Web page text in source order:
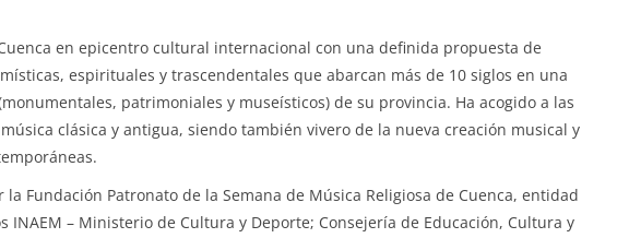
en epicentro cultural internacional con una definida propuesta de
espirituales y trascendentales que abarcan más de 10 siglos en una
patrimoniales y museísticos) de su provincia. Ha acogido a las
clásica y antigua, siendo también vivero de la nueva creación musical y
Fundación Patronato de la Semana de Música Religiosa de Cuenca, entidad
INAEM – Ministerio de Cultura y Deporte; Consejería de Educación, Cultura y